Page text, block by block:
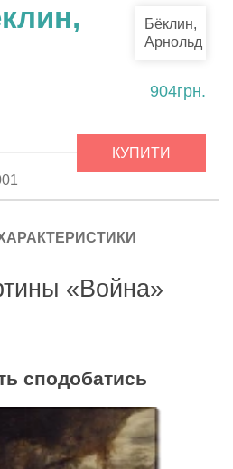
Бёклин,
Арнольд
904грн.
КУПИТИ
«Война»
сподобатись